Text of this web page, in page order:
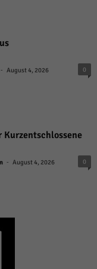
- August 4, 2026 0
Kurzentschlossene
- August 4, 2026 0